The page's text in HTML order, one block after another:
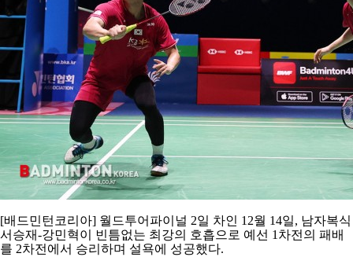
[배드민턴코리아] 월드투어파이널 2일 차인 12월 14일, 남자복식
서승재-강민혁이 빈틈없는 최강의 호흡으로 예선 1 차전의 패배
를 2차전에서 승리하며 설욕에 성공했다.